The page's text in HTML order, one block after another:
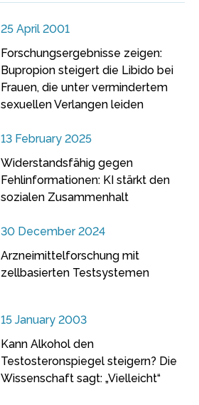
25 April 2001
Forschungsergebnisse zeigen:
Bupropion steigert die Libido bei
Frauen, die unter vermindertem
sexuellen Verlangen leiden
13 February 2025
Widerstandsfähig gegen
Fehlinformationen: KI stärkt den
sozialen Zusammenhalt
30 December 2024
Arzneimittelforschung mit
zellbasierten Testsystemen
15 January 2003
Kann Alkohol den
Testosteronspiegel steigern? Die
Wissenschaft sagt: „Vielleicht“